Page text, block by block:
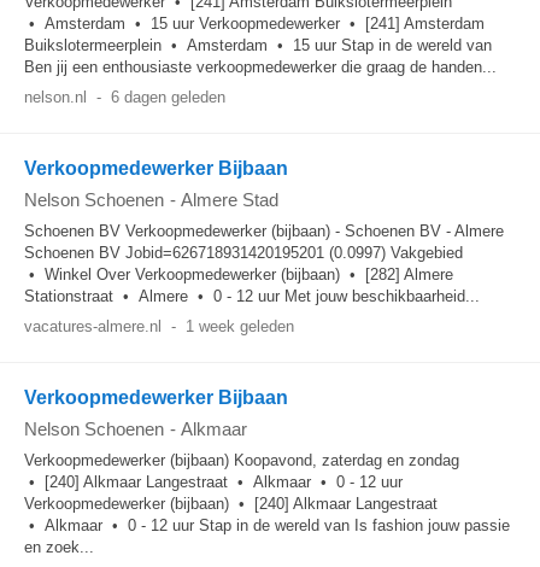
• Amsterdam • 15 uur Verkoopmedewerker • [241] Amsterdam
Buikslotermeerplein • Amsterdam • 15 uur Stap in de wereld van
Ben jij een enthousiaste verkoopmedewerker die graag de handen...
nelson.nl
- 6 dagen geleden
Verkoopmedewerker Bijbaan
Nelson Schoenen - Almere Stad
Schoenen BV Verkoopmedewerker (bijbaan) - Schoenen BV - Almere
Schoenen BV Jobid=626718931420195201 (0.0997) Vakgebied
• Winkel Over Verkoopmedewerker (bijbaan) • [282] Almere
Stationstraat • Almere • 0 - 12 uur Met jouw beschikbaarheid...
vacatures-almere.nl
- 1 week geleden
Verkoopmedewerker Bijbaan
Nelson Schoenen - Alkmaar
Verkoopmedewerker (bijbaan) Koopavond, zaterdag en zondag
• [240] Alkmaar Langestraat • Alkmaar • 0 - 12 uur
Verkoopmedewerker (bijbaan) • [240] Alkmaar Langestraat
• Alkmaar • 0 - 12 uur Stap in de wereld van Is fashion jouw passie
en zoek...